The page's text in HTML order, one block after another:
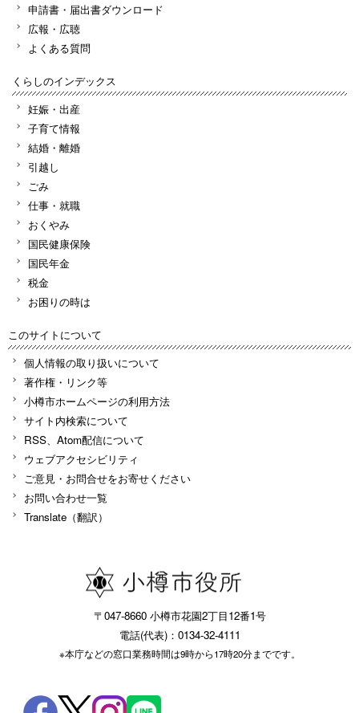
申請書・届出書ダウンロード
広報・広聴
よくある質問
くらしのインデックス
妊娠・出産
子育て情報
結婚・離婚
引越し
ごみ
仕事・就職
おくやみ
国民健康保険
国民年金
税金
お困りの時は
このサイトについて
個人情報の取り扱いについて
著作権・リンク等
小樽市ホームページの利用方法
サイト内検索について
RSS、Atom配信について
ウェブアクセシビリティ
ご意見・お問合せをお寄せください
お問い合わせ一覧
Translate（翻訳）
〒047-8660 小樽市花園2丁目12番1号
電話(代表)：0134-32-4111
※本庁などの窓口業務時間は9時から17時20分までです。